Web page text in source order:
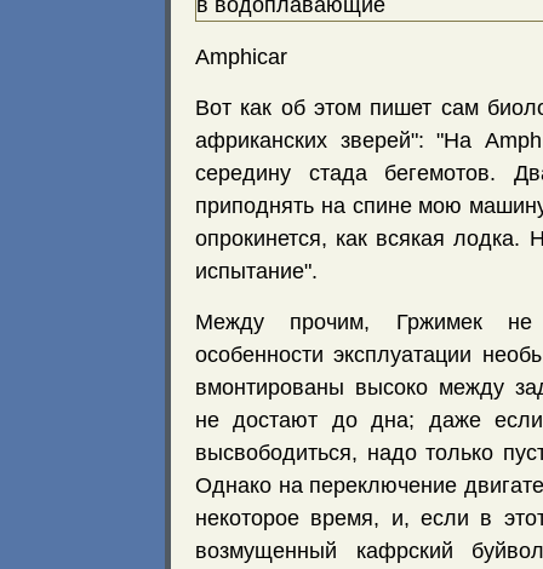
Amphicar
Вот как об этом пишет сам
африканских зверей": "На
середину стада бегемотов.
приподнять на спине мою
опрокинется, как всякая
испытание".
Между прочим, Гржимек
особенности эксплуатации
вмонтированы высоко между
не достают до дна; даже если
высвободиться, надо только
Однако на переключение
некоторое время, и, если в
возмущенный кафрский